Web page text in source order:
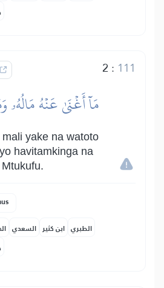
2 : 111
مَآ أَغۡنَىٰ عَنۡهُ
yake na watoto
havitamkinga na
السعدي ابن كثير الطبري